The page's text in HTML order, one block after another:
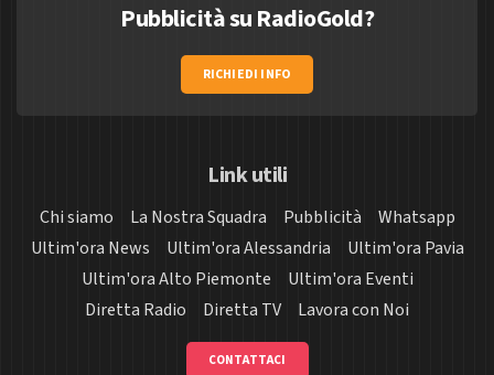
Pubblicità su RadioGold?
RICHIEDI INFO
Link utili
Chi siamo La Nostra Squadra Pubblicità
Whatsapp
Ultim'ora News
Ultim'ora Alessandria
Ultim'ora Pavia
Ultim'ora Alto Piemonte
Ultim'ora Eventi
Diretta Radio
Diretta TV Lavora con Noi
CONTATTACI